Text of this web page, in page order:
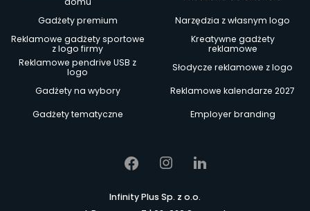
Gadżety premium
Narzędzia z własnym logo
Reklamowe gadżety sportowe
z logo firmy
Kreatywne gadżety
reklamowe
Reklamowe pendrive USB z
logo
Słodycze reklamowe z logo
Gadżety na wybory
Reklamowe kalendarze 2027
Gadżety tematyczne
Employer branding
Infinity Plus Sp. z o.o.